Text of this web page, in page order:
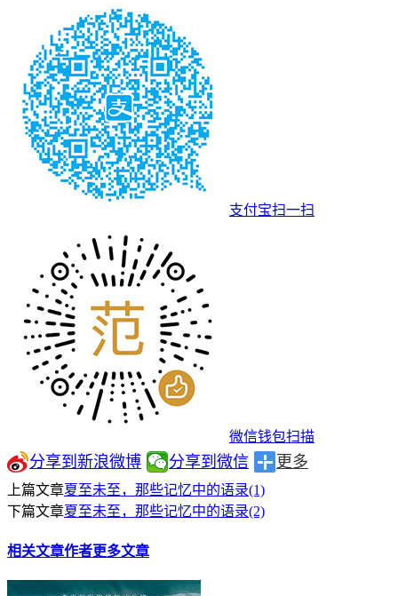
支付宝扫一扫
微信钱包扫描
分享到新浪微博 分享到微信 更多
上篇文章夏至未至，那些记忆中的语录(1)
下篇文章夏至未至，那些记忆中的语录(2)
相关文章作者更多文章